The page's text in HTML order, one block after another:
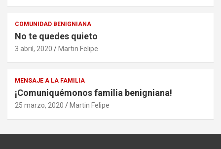
COMUNIDAD BENIGNIANA
No te quedes quieto
3 abril, 2020 Martin Felipe
MENSAJE A LA FAMILIA
¡Comuniquémonos familia benigniana!
25 marzo, 2020 Martin Felipe